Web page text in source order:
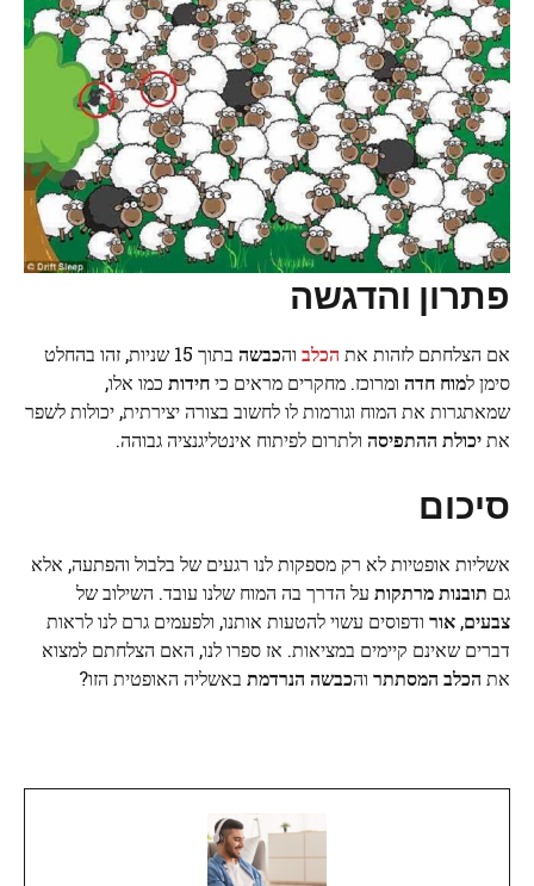
פתרון והדגשה
אם הצלחתם לזהות את הכלב והכבשה
בתוך 15 שניות, זהו בהחלט
סימן למוח חדה ומרוכז. מחקרים מראים כיחידות כמו אלו,
שמאתגרות את המוח וגורמות לו לחשוב בצורה יצירתית, יכולות לשפר
אתיכולת ההתפיסה ולתרום לפיתוח אינטליגנציה גבוהה.
סיכום
אשליות אופטיות לא רק מספקות לנו רגעים של בלבול והפתעה, אלא
גם תובנות מרתקות על הדרך בה המוח שלנו עובד. השילוב של
צבעים, אור ודפוסים עשוי להטעות אותנו, ולפעמים גרם לנו לראות
דברים שאינם קיימים במציאות. אז ספרו לנו, האם הצלחתם למצוא
את הכלב המסתתר והכבשה הנרדמת באשליה האופטית הזו?